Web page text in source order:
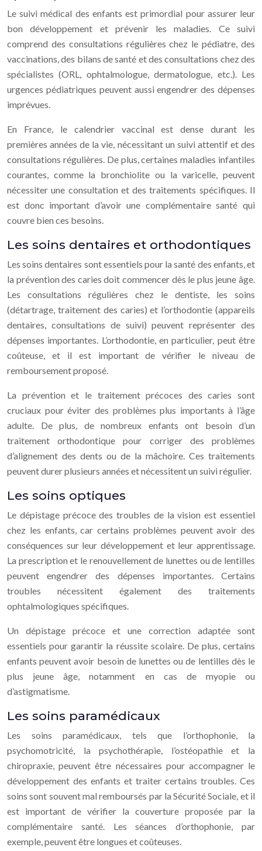
Le suivi médical des enfants est primordial pour assurer leur
bon développement et prévenir les maladies. Ce suivi
comprend des consultations régulières chez le pédiatre, des
vaccinations, des bilans de santé et des consultations chez des
spécialistes (ORL, ophtalmologue, dermatologue, etc.). Les
urgences pédiatriques peuvent aussi engendrer des dépenses
imprévues.
En France, le calendrier vaccinal est dense durant les
premières années de la vie, nécessitant un suivi attentif et des
consultations régulières. De plus, certaines maladies infantiles
courantes, comme la bronchiolite ou la varicelle, peuvent
nécessiter une consultation et des traitements spécifiques. Il
est donc important d’avoir une complémentaire santé qui
couvre bien ces besoins.
Les soins dentaires et orthodontiques
Les soins dentaires sont essentiels pour la santé des enfants, et
la prévention des caries doit commencer dès le plus jeune âge.
Les consultations régulières chez le dentiste, les soins
(détartrage, traitement des caries) et l’orthodontie (appareils
dentaires, consultations de suivi) peuvent représenter des
dépenses importantes. L’orthodontie, en particulier, peut être
coûteuse, et il est important de vérifier le niveau de
remboursement proposé.
La prévention et le traitement précoces des caries sont
cruciaux pour éviter des problèmes plus importants à l’âge
adulte. De plus, de nombreux enfants ont besoin d’un
traitement orthodontique pour corriger des problèmes
d’alignement des dents ou de la mâchoire. Ces traitements
peuvent durer plusieurs années et nécessitent un suivi régulier.
Les soins optiques
Le dépistage précoce des troubles de la vision est essentiel
chez les enfants, car certains problèmes peuvent avoir des
conséquences sur leur développement et leur apprentissage.
La prescription et le renouvellement de lunettes ou de lentilles
peuvent engendrer des dépenses importantes. Certains
troubles nécessitent également des traitements
ophtalmologiques spécifiques.
Un dépistage précoce et une correction adaptée sont
essentiels pour garantir la réussite scolaire. De plus, certains
enfants peuvent avoir besoin de lunettes ou de lentilles dès le
plus jeune âge, notamment en cas de myopie ou
d’astigmatisme.
Les soins paramédicaux
Les soins paramédicaux, tels que l’orthophonie, la
psychomotricité, la psychothérapie, l’ostéopathie et la
chiropraxie, peuvent être nécessaires pour accompagner le
développement des enfants et traiter certains troubles. Ces
soins sont souvent mal remboursés par la Sécurité Sociale, et il
est important de vérifier la couverture proposée par la
complémentaire santé. Les séances d’orthophonie, par
exemple, peuvent être longues et coûteuses.